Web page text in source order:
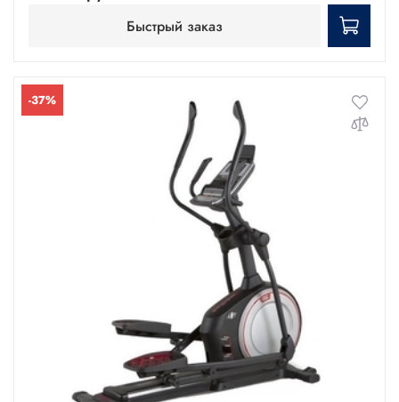
Быстрый заказ
-37%